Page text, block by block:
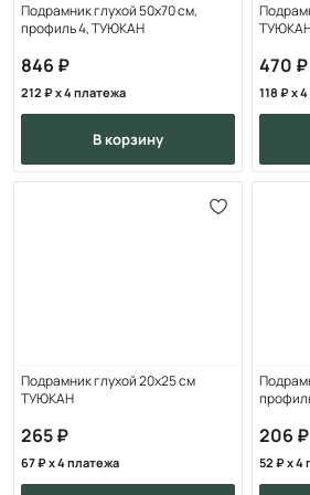
Подрамник глухой 50x70 см,
профиль 4, ТУЮКАН
846
212 x 4 платежа
в корзину
470
118 x
Подрамник глухой 20x25 см
ТУЮКАН
265
67 x 4 платежа
206
52 x 4